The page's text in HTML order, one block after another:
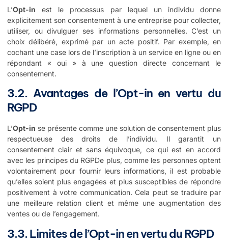
L’Opt-in est le processus par lequel un individu donne
explicitement son consentement à une entreprise pour collecter,
utiliser, ou divulguer ses informations personnelles. C’est un
choix délibéré, exprimé par un acte positif. Par exemple, en
cochant une case lors de l’inscription à un service en ligne ou en
répondant « oui » à une question directe concernant le
consentement.
3.2. Avantages de l’Opt-in en vertu du
RGPD
L’Opt-in se présente comme une solution de consentement plus
respectueuse des droits de l’individu. Il garantit un
consentement clair et sans équivoque, ce qui est en accord
avec les principes du RGPDe plus, comme les personnes optent
volontairement pour fournir leurs informations, il est probable
qu’elles soient plus engagées et plus susceptibles de répondre
positivement à votre communication. Cela peut se traduire par
une meilleure relation client et même une augmentation des
ventes ou de l’engagement.
3.3. Limites de l’Opt-in en vertu du RGPD